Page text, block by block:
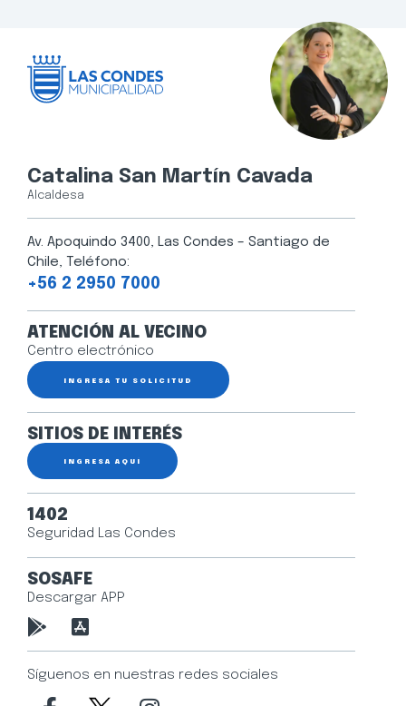
Catalina San Martín Cavada
Alcaldesa
Av. Apoquindo 3400, Las Condes – Santiago de
Chile, Teléfono:
+56 2 2950 7000
ATENCIÓN AL VECINO
Centro electrónico
INGRESA TU SOLICITUD
SITIOS DE INTERÉS
INGRESA AQUÍ
1402
Seguridad Las Condes
SOSAFE
Descargar APP
Síguenos en nuestras redes sociales